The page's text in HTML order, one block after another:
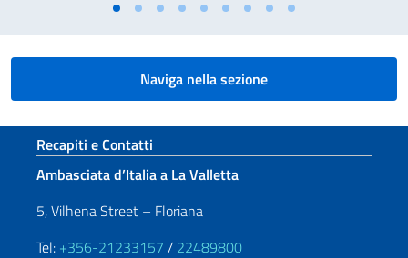
Naviga nella sezione
Sezione footer
Recapiti e Contatti
Ambasciata d’Italia a La Valletta
5, Vilhena Street – Floriana
Tel: +356-21233157 / 22489800